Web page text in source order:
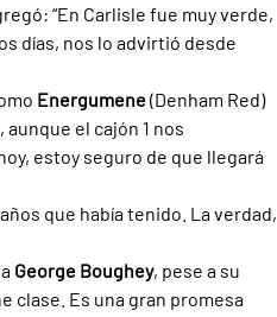
“En Carlisle fue muy verde,
días, nos lo advirtió desde
Energumene (Denham Red)
aunque el cajón 1 nos
estoy seguro de que llegará
que había tenido. La verdad,
George Boughey, pese a su
clase. Es una gran promesa